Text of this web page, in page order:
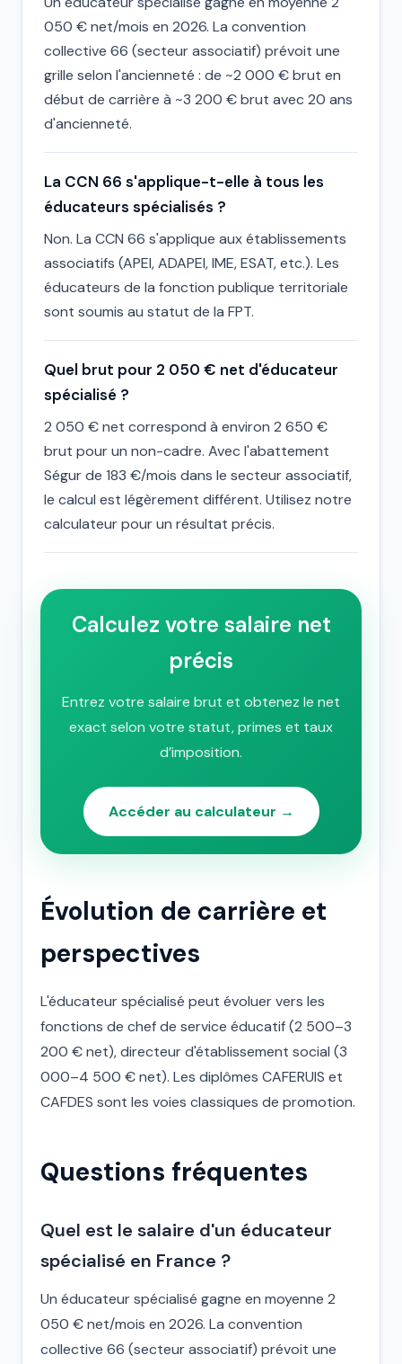
050 € net/mois en 2026. La convention
collective 66 (secteur associatif) prévoit une
grille selon l'ancienneté : de ~2 000 € brut en
début de carrière à ~3 200 € brut avec 20 ans
d'ancienneté.
La CCN 66 s'applique-t-elle à tous les
éducateurs spécialisés ?
Non. La CCN 66 s'applique aux établissements
associatifs (APEI, ADAPEI, IME, ESAT, etc.). Les
éducateurs de la fonction publique territoriale
sont soumis au statut de la FPT.
Quel brut pour 2 050 € net d'éducateur
spécialisé ?
2 050 € net correspond à environ 2 650 €
brut pour un non-cadre. Avec l'abattement
Ségur de 183 €/mois dans le secteur associatif,
le calcul est légèrement différent. Utilisez notre
calculateur pour un résultat précis.
Calculez votre salaire net
précis
Entrez votre salaire brut et obtenez le net
exact selon votre statut, primes et taux
d’imposition.
Accéder au calculateur →
Évolution de carrière et
perspectives
L'éducateur spécialisé peut évoluer vers les
fonctions de chef de service éducatif (2 500–3
200 € net), directeur d'établissement social (3
000–4 500 € net). Les diplômes CAFERUIS et
CAFDES sont les voies classiques de promotion.
Questions fréquentes
Quel est le salaire d'un éducateur
spécialisé en France ?
Un éducateur spécialisé gagne en moyenne 2
050 € net/mois en 2026. La convention
collective 66 (secteur associatif) prévoit une